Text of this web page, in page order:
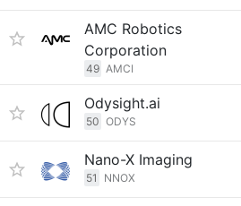
AMC Robotics
Corporation
49 AMCI
Odysight.ai
50 ODYS
Nano-X Imaging
51 NNOX